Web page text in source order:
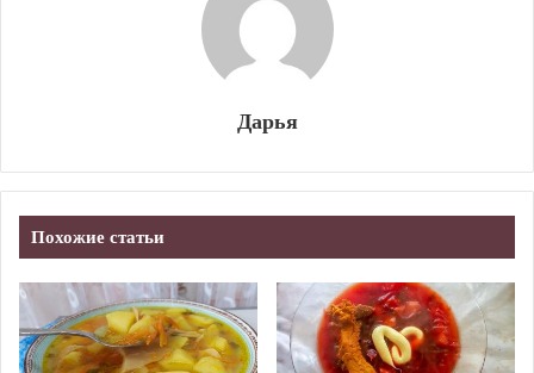
Дарья
Похожие статьи